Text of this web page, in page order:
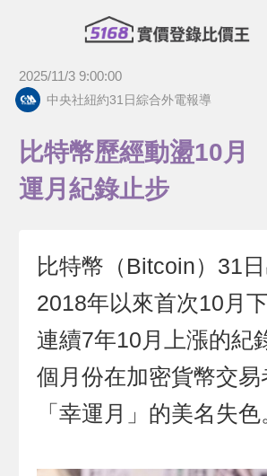
2025/11/3 9:00:00
中央社紐約31日綜合外電報導
比特幣歷經動盪10
運月紀錄止步
比特幣（Bitcoin）31
2018年以來首次10月
連續7年10月上漲的紀
個月份在加密貨幣交易
「幸運月」的美名失色